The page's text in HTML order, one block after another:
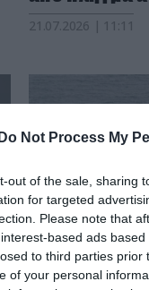
Do Not Process My
out of the sale, sharing
for targeted
Please note that
based ads
to third parties
of your personal
21.07.2026 | 11:11